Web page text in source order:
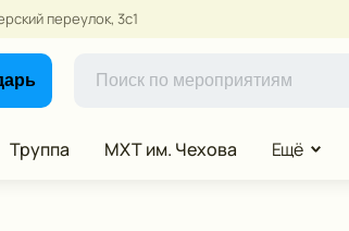
переулок, 3с1
Труппа МХТ им. Чехова Ещё